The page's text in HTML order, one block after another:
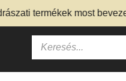
termékek most